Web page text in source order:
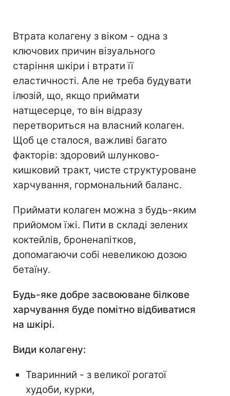
Втрата колагену з віком - одна з
ключових причин візуального
старіння шкіри і втрати її
еластичності. Але не треба будувати
ілюзій, що, якщо приймати
натщесерце, то він відразу
перетвориться на власний колаген.
Щоб це сталося, важливі багато
факторів: здоровий шлунково-
кишковий тракт, чисте структуроване
харчування, гормональний баланс.⠀
Приймати колаген можна з будь-яким
прийомом їжі. Пити в складі зелених
коктейлів, броненапітков,
допомагаючи собі невеликою дозою
бетаїну.
Будь-яке добре засвоюване білкове
харчування буде помітно відбиватися
на шкірі.
Види колагену:
Тваринний - з великої рогатої
худоби, курки,